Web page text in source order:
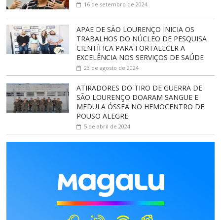
16 de setembro de 2024
APAE DE SÃO LOURENÇO INICIA OS
TRABALHOS DO NÚCLEO DE PESQUISA
CIENTÍFICA PARA FORTALECER A
EXCELÊNCIA NOS SERVIÇOS DE SAÚDE
23 de agosto de 2024
ATIRADORES DO TIRO DE GUERRA DE
SÃO LOURENÇO DOARAM SANGUE E
MEDULA ÓSSEA NO HEMOCENTRO DE
POUSO ALEGRE
5 de abril de 2024